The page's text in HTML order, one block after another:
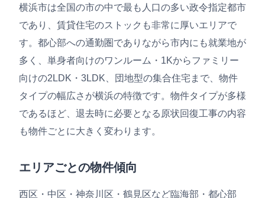
横浜市は全国の市の中で最も人口の多い政令指定都市
であり、賃貸住宅のストックも非常に厚いエリアで
す。都心部への通勤圏でありながら市内にも就業地が
多く、単身者向けのワンルーム・1Kからファミリー
向けの2LDK・3LDK、団地型の集合住宅まで、物件
タイプの幅広さが横浜の特徴です。物件タイプが多様
であるほど、退去時に必要となる原状回復工事の内容
も物件ごとに大きく変わります。
エリアごとの物件傾向
西区・中区・神奈川区・鶴見区など臨海部・都心部